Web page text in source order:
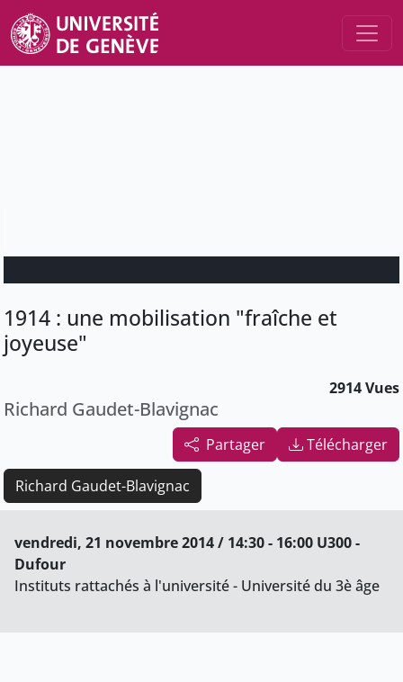
1914 : une mobilisation "fraîche et
joyeuse"
2914 Vues
Richard Gaudet-Blavignac
Partager Télécharger
Richard Gaudet-Blavignac
vendredi, 21 novembre 2014 / 14:30 - 16:00 U300 -
Dufour
Instituts rattachés à l'université - Université du 3è âge